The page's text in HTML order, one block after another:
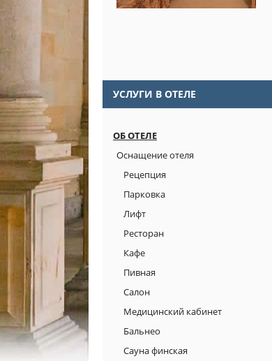
УСЛУГИ В ОТЕЛЕ
ОБ ОТЕЛЕ
Оснащение отеля
Рецепция
Парковка
Лифт
Ресторан
Кафе
Пивная
Салон
Медицинский кабинет
Бальнео
Сауна финская